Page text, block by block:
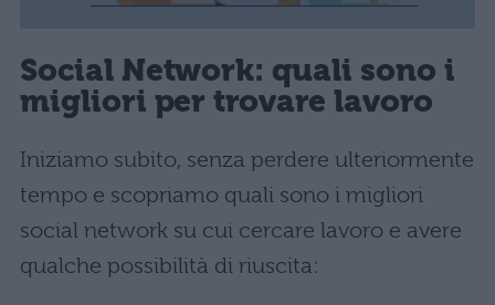
Social Network: quali sono i
migliori per trovare lavoro
Iniziamo subito, senza perdere ulteriormente
tempo e scopriamo quali sono i migliori
social network su cui cercare lavoro e avere
qualche possibilità di riuscita: